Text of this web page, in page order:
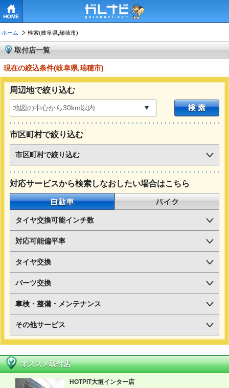
ホーム 検索(岐阜県,瑞穂市)
取付店一覧
現在の絞込条件(岐阜県,瑞穂市)
周辺地で絞り込む
市区町村で絞り込む
市区町村で絞り込む
対応サービスから検索しなおしたい場合はこちら
自動車
タイヤ交換可能インチ数
対応可能偏平率
タイヤ交換
パーツ交換
車検・整備・メンテナンス
その他サービス
オススメ取付店
HOTPIT大垣インター店